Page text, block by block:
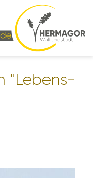
"Lebens-